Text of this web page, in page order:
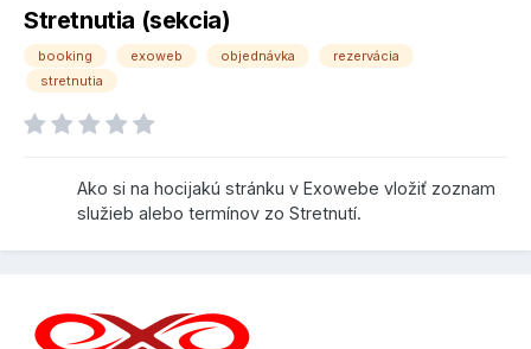
Stretnutia (sekcia)
booking exoweb objednávka
rezervácia
stretnutia
Ako si na hocijakú stránku v Exowebe vložiť zoznam
služieb alebo termínov zo Stretnutí.